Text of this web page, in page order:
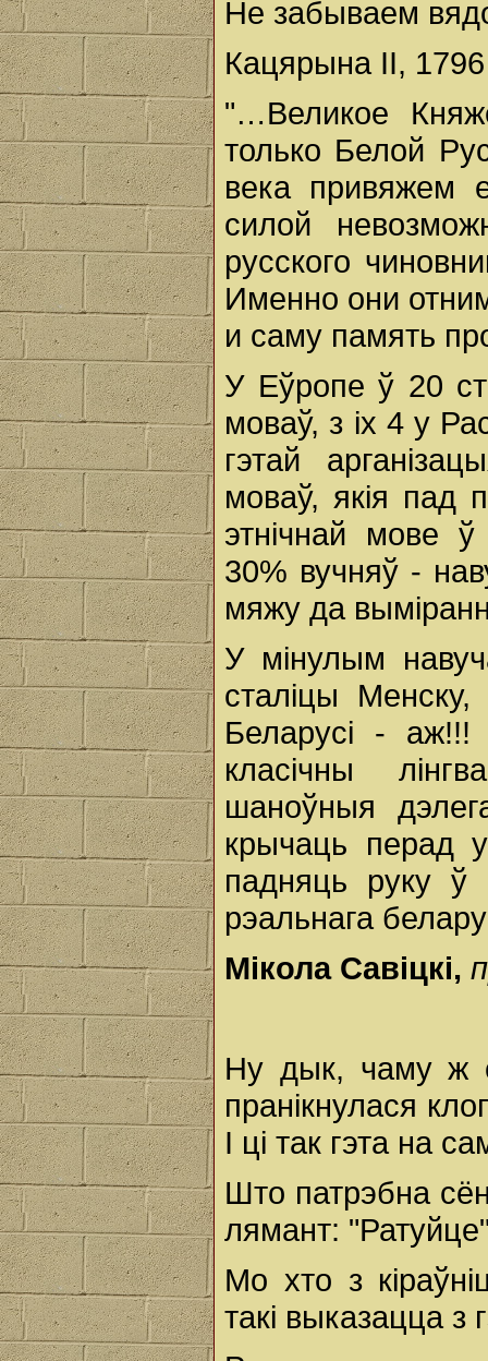
Не забываем
Кацярына II, 1796
"…Великое
только Белой
века привяжем
силой
русского
Именно они
и саму память
У Еўропе ў 20
моваў, з іх 4 у
гэтай
моваў, якія пад
этнічнай мове
30% вучняў -
мяжу да
У мінулым
сталіцы
Беларусі -
класічны
шаноўныя
крычаць перад
падняць руку ў
рэальнага
Мікола Савіцкі,
Ну дык, чаму ж
пранікнулася
І ці так гэта на
Што патрэбна
лямант:
Мо хто з
такі выказацца з